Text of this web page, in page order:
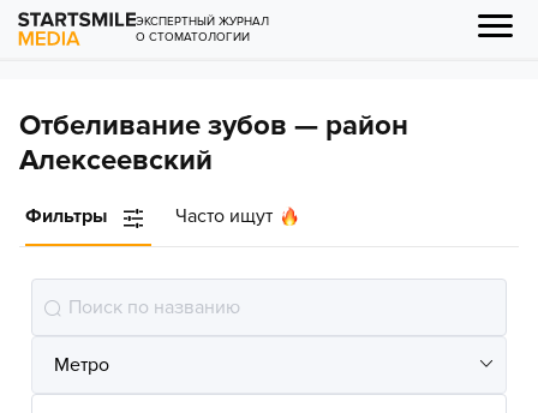
ЭКСПЕРТНЫЙ ЖУРНАЛ
О СТОМАТОЛОГИИ
Отбеливание зубов — район
Алексеевский
Фильтры Часто ищут